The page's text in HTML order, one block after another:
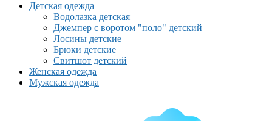
Детская одежда
Водолазка детская
Джемпер с воротом "поло" детский
Лосины детские
Брюки детские
Свитшот детский
Женская одежда
Мужская одежда